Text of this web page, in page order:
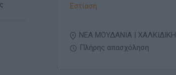
Εστίαση
ΝΕΑ ΜΟΥΔΑΝΙΑ | ΧΑΛΚΙΔΙΚΗ
Πλήρης απασχόληση